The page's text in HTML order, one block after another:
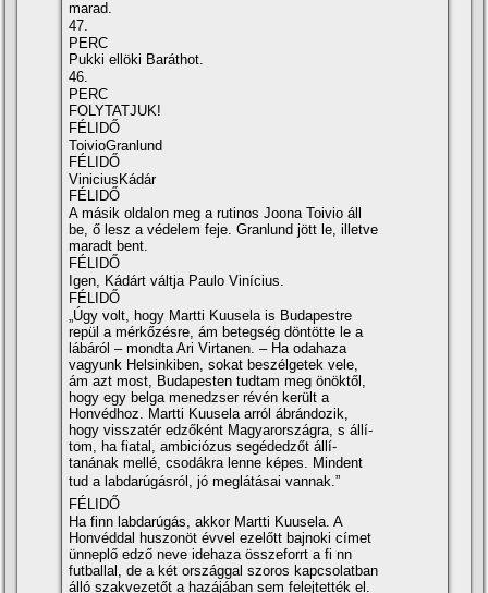
marad.
47.
PERC
Pukki ellöki Baráthot.
46.
PERC
FOLYTATJUK!
FÉLIDŐ
ToivioGranlund
FÉLIDŐ
ViniciusKádár
FÉLIDŐ
A másik oldalon meg a rutinos Joona Toivio áll
be, ő lesz a védelem feje. Granlund jött le, illetve
maradt bent.
FÉLIDŐ
Igen, Kádárt váltja Paulo Viní­cius.
FÉLIDŐ
„Úgy volt, hogy Martti Kuusela is Budapestre
repül a mérkőzésre, ám betegség döntötte le a
lábáról – mondta Ari Virtanen. – Ha odahaza
vagyunk Helsinkiben, sokat beszélgetek vele,
ám azt most, Budapesten tudtam meg önöktől,
hogy egy belga menedzser révén került a
Honvédhoz. Martti Kuusela arról ábrándozik,
hogy visszatér edzőként Magyarországra, s állí­
tom, ha fiatal, ambiciózus segédedzőt állí­
tanának mellé, csodákra lenne képes. Mindent
tud a labdarúgásról, jó meglátásai vannak.”
FÉLIDŐ
Ha finn labdarúgás, akkor Martti Kuusela. A
Honvéddal huszonöt évvel ezelőtt bajnoki cí­met
ünneplő edző neve idehaza összeforrt a fi nn
futballal, de a két országgal szoros kapcsolatban
álló szakvezetőt a hazájában sem felejtették el.